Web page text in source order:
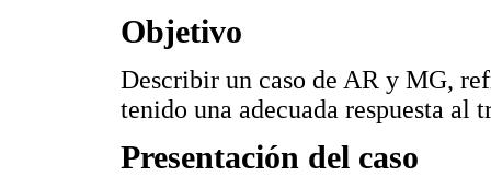
Objetivo
Describir un caso de AR y MG,
tenido una adecuada respuesta
Presentación del caso